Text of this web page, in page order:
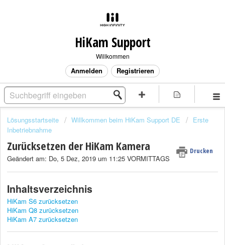
HiKam Support
Willkommen
Anmelden Registrieren
Lösungsstartseite Willkommen beim HiKam Support DE
Erste
Inbetriebnahme
Zurücksetzen der HiKam Kamera Drucken
Geändert am: Do, 5 Dez, 2019 um 11:25 VORMITTAGS
Inhaltsverzeichnis
HiKam S6 zurücksetzen
HiKam Q8 zurücksetzen
HiKam A7 zurücksetzen